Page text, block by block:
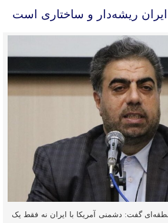
ایران ریشه‌دار و ساختاری است
گفت: دشمنی آمریکا با ایران نه فقط یک